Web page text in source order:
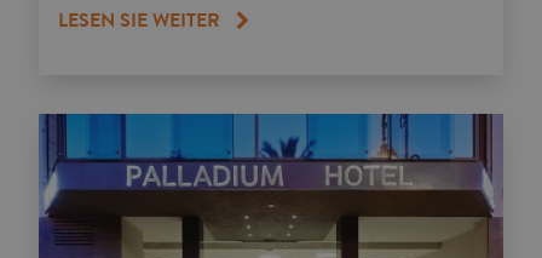
LESEN SIE WEITER